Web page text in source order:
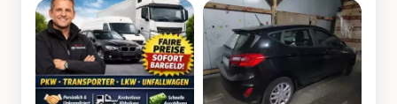
seltene Tonies
Sammlerstücke